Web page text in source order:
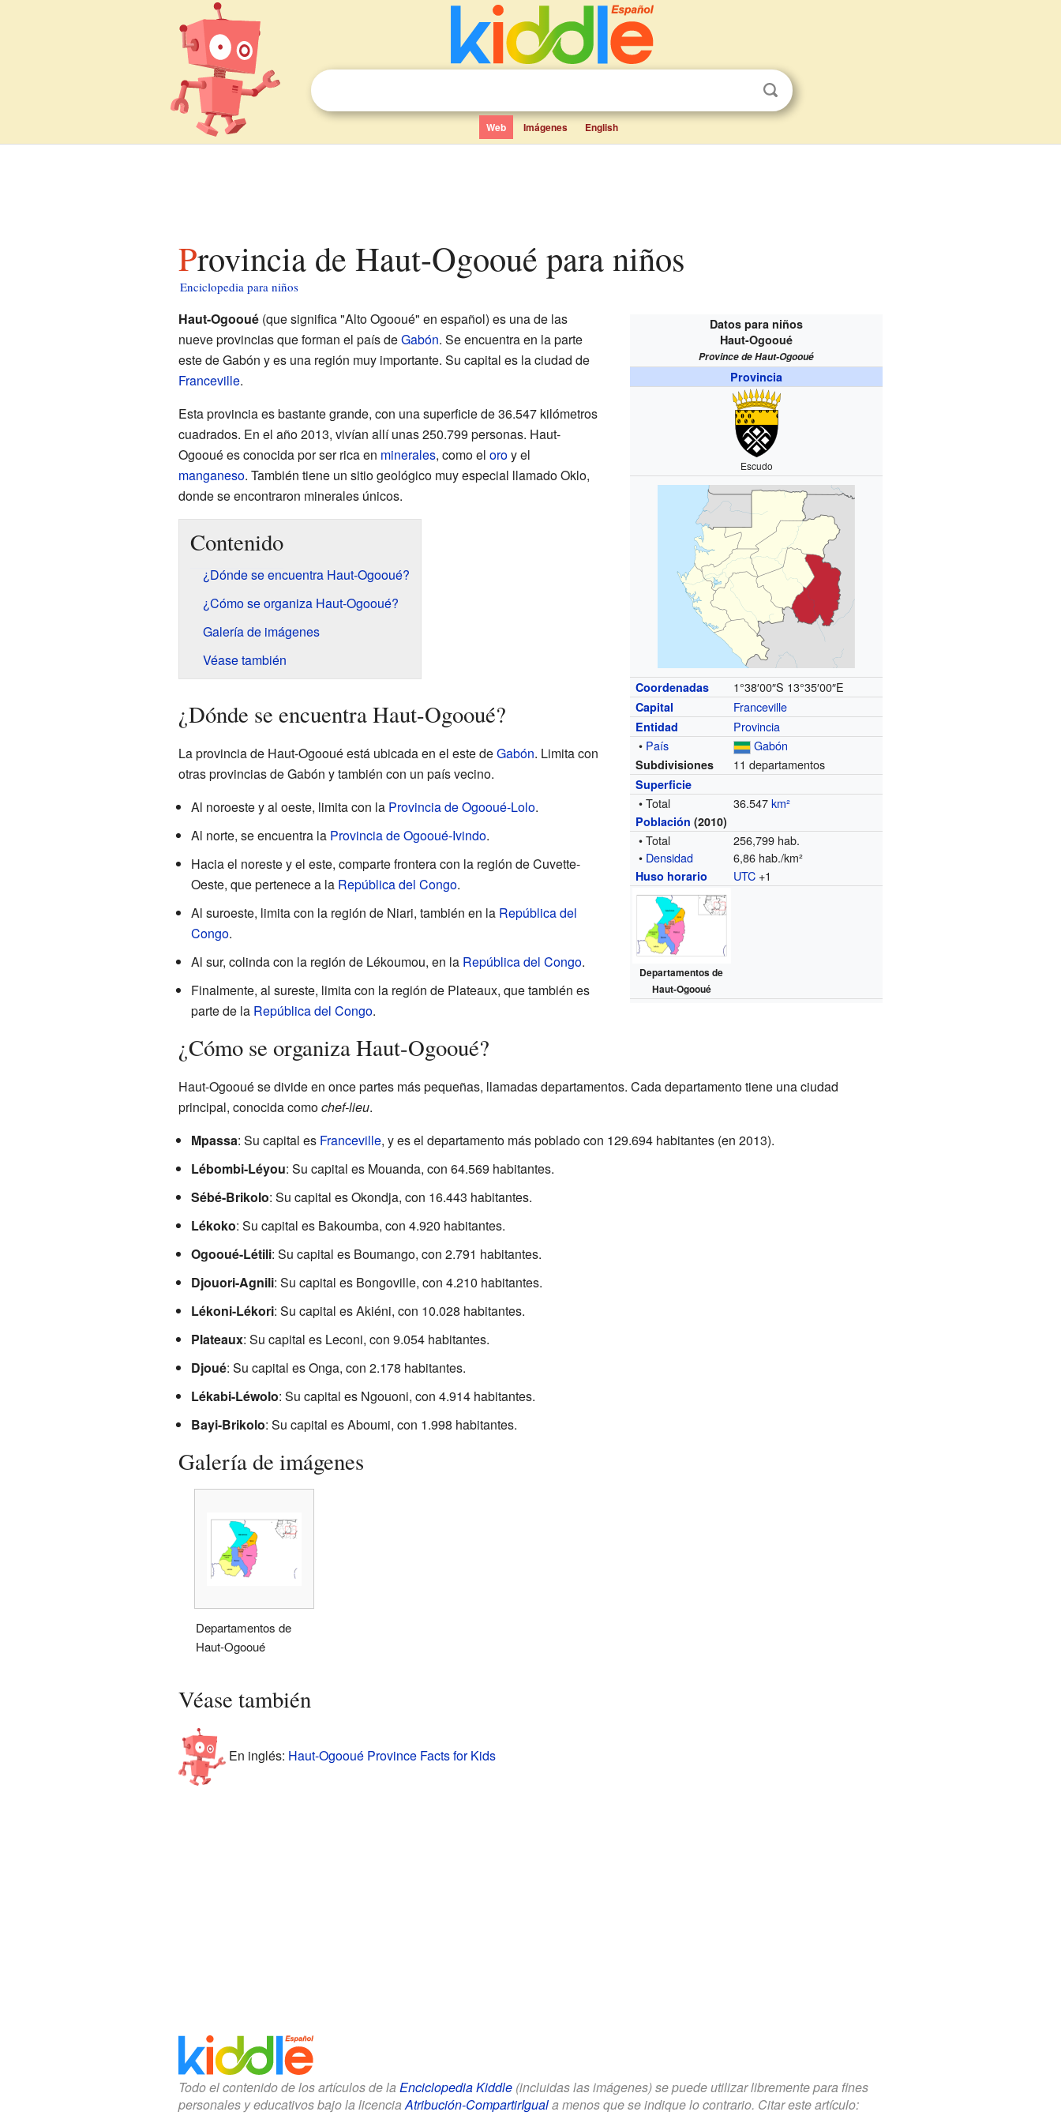
Web Imágenes English
Provincia de Haut-Ogooué para niños
Enciclopedia para niños
Datos para niños
Haut-Ogooué
Province de Haut-Ogooué
Provincia
Escudo
Coordenadas 1°38′00″S 13°35′00″E
Capital Franceville
Entidad
Provincia
• País Gabón
Subdivisiones 11 departamentos
Superficie
• Total 36.547km²
Población (2010)
• Total
256,799 hab.
• Densidad 6,86 hab./km²
Huso horario UTC +1
Departamentos de
Haut-Ogooué
Haut-Ogooué(que significa "Alto Ogooué" en español) es una de las
nueve provincias que forman el país deGabón. Se encuentra en la parte
este de Gabón y es una región muy importante. Su capital es la ciudad de
Franceville.
Esta provincia es bastante grande, con una superficie de 36.547 kilómetros
cuadrados. En el año 2013, vivían allí unas 250.799 personas. Haut-
Ogooué es conocida por ser rica en minerales, como el oroy el
manganeso. También tiene un sitio geológico muy especial llamado Oklo,
donde se encontraron minerales únicos.
Contenido
¿Dónde se encuentra Haut-Ogooué?
¿Cómo se organiza Haut-Ogooué?
Galería de imágenes
Véase también
¿Dónde se encuentra Haut-Ogooué?
La provincia de Haut-Ogooué está ubicada en el este deGabón. Limita con
otras provincias de Gabón y también con un país vecino.
Al noroeste y al oeste, limita con la Provincia de Ogooué-Lolo.
Al norte, se encuentra la Provincia de Ogooué-Ivindo.
Hacia el noreste y el este, comparte frontera con la región de Cuvette-
Oeste, que pertenece a la República del Congo.
Al suroeste, limita con la región de Niari, también en la República del
Congo.
Al sur, colinda con la región de Lékoumou, en la República del Congo.
Finalmente, al sureste, limita con la región de Plateaux, que también es
parte de la República del Congo.
¿Cómo se organiza Haut-Ogooué?
Haut-Ogooué se divide en once partes más pequeñas, llamadas departamentos. Cada departamento tiene una ciudad
principal, conocida comochef-lieu.
Mpassa: Su capital es Franceville, y es el departamento más poblado con 129.694 habitantes (en 2013).
Lébombi-Léyou: Su capital es Mouanda, con 64.569 habitantes.
Sébé-Brikolo: Su capital es Okondja, con 16.443 habitantes.
Lékoko: Su capital es Bakoumba, con 4.920 habitantes.
Ogooué-Létili: Su capital es Boumango, con 2.791 habitantes.
Djouori-Agnili: Su capital es Bongoville, con 4.210 habitantes.
Lékoni-Lékori: Su capital es Akiéni, con 10.028 habitantes.
Plateaux: Su capital es Leconi, con 9.054 habitantes.
Djoué: Su capital es Onga, con 2.178 habitantes.
Lékabi-Léwolo: Su capital es Ngouoni, con 4.914 habitantes.
Bayi-Brikolo: Su capital es Aboumi, con 1.998 habitantes.
Galería de imágenes
Departamentos de
Haut-Ogooué
Véase también
En inglés: Haut-Ogooué Province Facts for Kids
Todo el contenido de los artículos de la Enciclopedia Kiddle(incluidas las imágenes) se puede utilizar libremente para fines
personales y educativos bajo la licencia Atribución-CompartirIguala menos que se indique lo contrario. Citar este artículo: